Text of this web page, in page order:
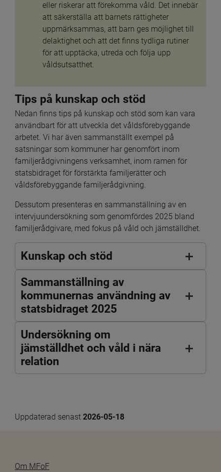
eller riskerar att förekomma våld. Det innebär
att säkerställa att barnets rättigheter
uppmärksammas, att barn ges möjlighet till
delaktighet och att det finns tydliga rutiner
för att upptäcka, utreda och följa upp
våldsutsatthet.
Tips på kunskap och stöd
Nedan finns tips på kunskap och stöd som kan vara
användbart för att utveckla det våldsförebyggande
arbetet. Vi har även sammanställt exempel på
satsningar som kommuner har genomfört inom
familjerådgivningens verksamhet, inom ramen för
statsbidraget för förstärkta familjerätter och
våldsförebyggande familjerådgivning.
Dessutom presenteras en sammanställning av en
intervjuundersökning som genomfördes 2025 bland
familjerådgivare, med fokus på våld och jämställdhet.
Kunskap och stöd
Sammanställning av
kommunernas användning av
statsbidraget 2025
Undersökning om
jämställdhet och våld i nära
relation
Uppdaterad senast 2026-05-18
Om MFoF